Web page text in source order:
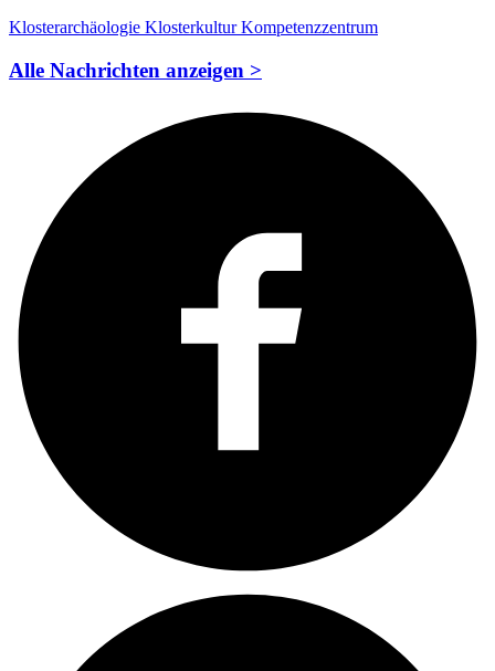
Klosterarchäologie KlosterkulturKompetenzzentrum
Alle Nachrichten anzeigen >